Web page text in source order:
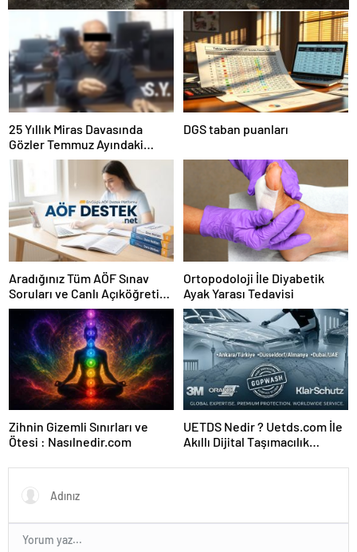
25 Yıllık Miras Davasında
Gözler Temmuz Ayındaki
Karar Duruşmasına Çevrildi
DGS taban puanları
Aradığınız Tüm AÖF Sınav
Soruları ve Canlı Açıköğretim
Forumu Burada
Ortopodoloji İle Diyabetik
Ayak Yarası Tedavisi
Zihnin Gizemli Sınırları ve
Ötesi : Nasılnedir.com
UETDS Nedir ? Uetds.com İle
Akıllı Dijital Taşımacılık